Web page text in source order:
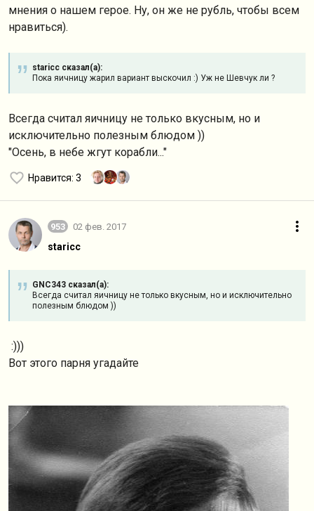
мнения о нашем герое. Ну, он же не рубль, чтобы всем
нравиться).
staricc сказал(а):
Пока яичницу жарил вариант выскочил :) Уж не Шевчук ли ?
Всегда считал яичницу не только вкусным, но и
исключительно полезным блюдом ))
"Осень, в небе жгут корабли..."
Нравится: 3
953 02 фев. 2017
staricc
GNC343 сказал(а):
Всегда считал яичницу не только вкусным, но и исключительно
полезным блюдом ))
:)))
Вот этого парня угадайте